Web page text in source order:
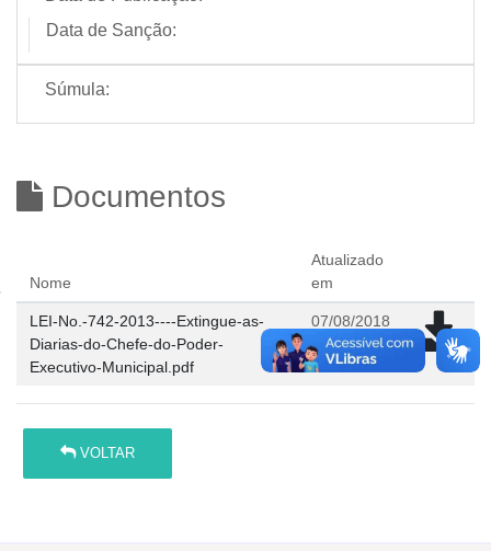
Data de Sanção:
Súmula:
Documentos
Nome
Atualizado
em
LEI-No.-742-2013----Extingue-as-
Diarias-do-Chefe-do-Poder-
Executivo-Municipal.pdf
07/08/2018
10:07
VOLTAR